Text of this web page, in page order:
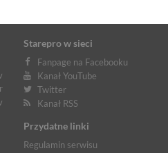
Starepro w sieci
Fanpage na Facebooku
Kanał YouTube
Twitter
Kanał RSS
Przydatne linki
Regulamin serwisu